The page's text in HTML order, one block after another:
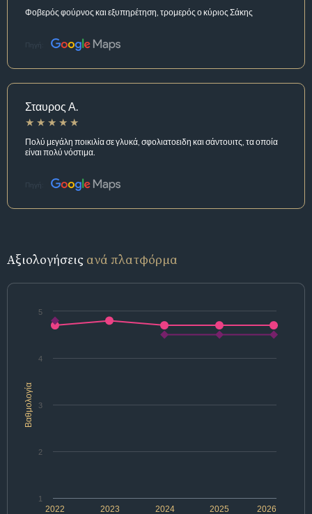
Φοβερός φούρνος και εξυπηρέτηση, τρομερός ο κύριος Σάκης
Πηγή:
Σταυρος Α.
Πολύ μεγάλη ποικιλία σε γλυκά, σφολιατοειδη και σάντουιτς, τα οποία
είναι πολύ νόστιμα.
Πηγή:
Αξιολογήσεις ανά πλατφόρμα
Βαθμολογία
2022 2024 2026
2023 2025
1
2
3
4
5